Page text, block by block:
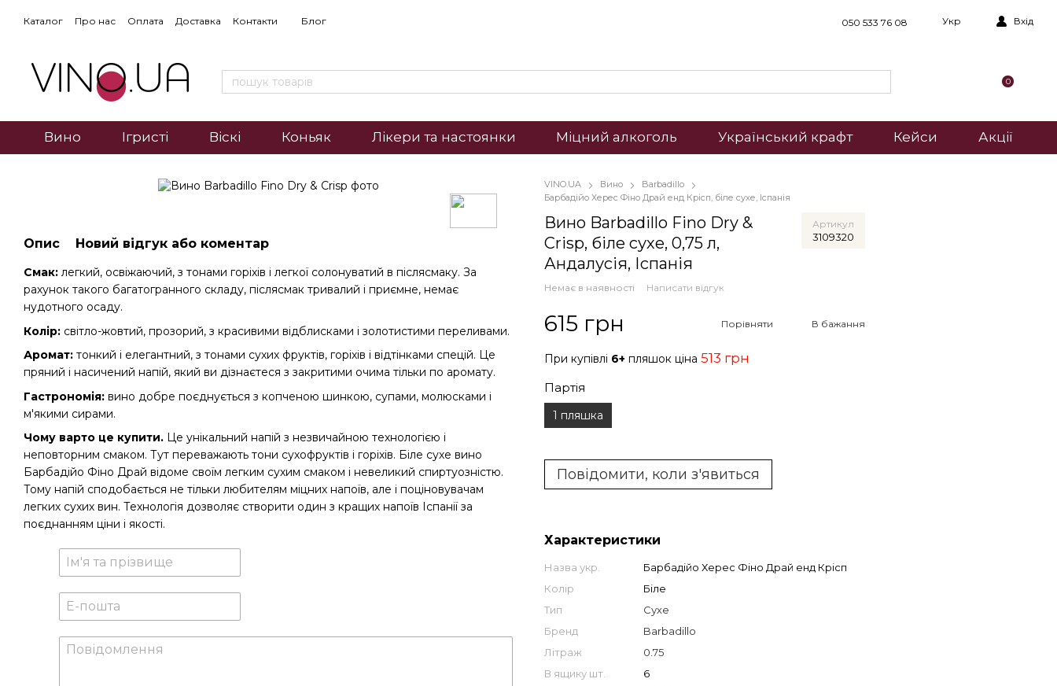
Каталог Про нас Оплата Доставка Контакти Блог 050 533 76 08 Укр Вхід
0
Вино Ігристі Віскі Коньяк Лікери та настоянки Міцний алкоголь Український крафт Кейси Акції
Опис Новий відгук або коментар
Смак: легкий, освіжаючий, з тонами горіхів і легкої солонуватий в післясмаку. За
рахунок такого багатогранного складу, післясмак тривалий і приємне, немає
нудотного осаду.
Колір: світло-жовтий, прозорий, з красивими відблисками і золотистими переливами.
Аромат: тонкий і елегантний, з тонами сухих фруктів, горіхів і відтінками спецій. Це
пряний і насичений напій, який ви дізнаєтеся з закритими очима тільки по аромату.
Гастрономія: вино добре поєднується з копченою шинкою, супами, молюсками і
м'якими сирами.
Чому варто це купити. Це унікальний напій з незвичайною технологією і
неповторним смаком. Тут переважають тони сухофруктів і горіхів. Біле сухе вино
Барбадійо Фіно Драй відоме своїм легким сухим смаком і невеликий спиртуозністю.
Тому напій сподобається не тільки любителям міцних напоїв, але і поціновувачам
легких сухих вин. Технологія дозволяє створити один з кращих напоїв Іспанії за
поєднанням ціни і якості.
VINO.UA Вино
Barbadillo
Барбадійо Херес Фіно Драй енд Крісп, біле сухе, Іспанія
Вино Barbadillo Fino Dry &
Crisp, біле сухе, 0,75 л,
Андалусія, Іспанія
Артикул
3109320
Немає в наявності Написати відгук
615 грн Порівняти В бажання
При купівлі 6+ пляшок ціна 513 грн
Партія
1 пляшка
Повідомити, коли з'явиться
Характеристики
Назва укр.
Барбадійо Херес Фіно Драй енд Крісп
Колір
Біле
Тип
Сухе
Бренд
Barbadillo
Літраж
0.75
В ящику шт.
6